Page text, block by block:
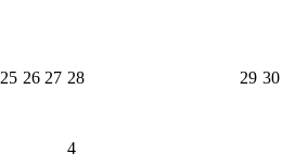
25 26 27 28 29 30
4